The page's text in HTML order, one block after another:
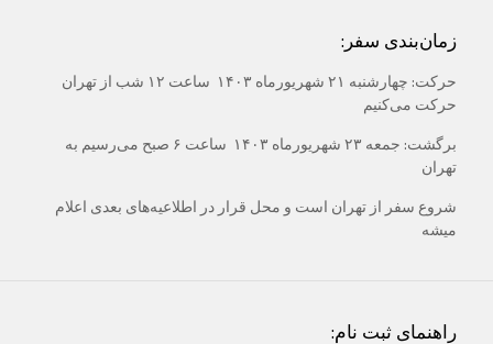
زمان‌بندی سفر:
حرکت: چهارشنبه ۲۱ شهریورماه ۱۴۰۳ ساعت ۱۲ شب از تهران
حرکت می‌کنیم
برگشت: جمعه ۲۳ شهریورماه ۱۴۰۳ ساعت ۶ صبح می‌رسیم به
تهران
شروع سفر از تهران است و محل قرار در اطلاعیه‌های بعدی اعلام
میشه
راهنمای ثبت نام: